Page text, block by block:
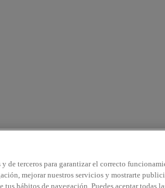
de terceros para garantizar el correcto
mejorar nuestros servicios y mostrarte
tus hábitos de navegación. Puedes aceptar todas